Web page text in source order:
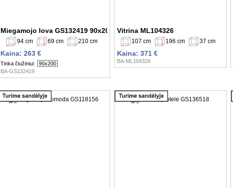
Miegamojo lova GS132419 90x200
94 cm 69 cm 210 cm
Kaina: 263 €
Tinka čiužiniui:
90x200
BA-GS132419
Vitrina ML104326
107 cm 196 cm 37 cm
Kaina: 371 €
BA-ML104326